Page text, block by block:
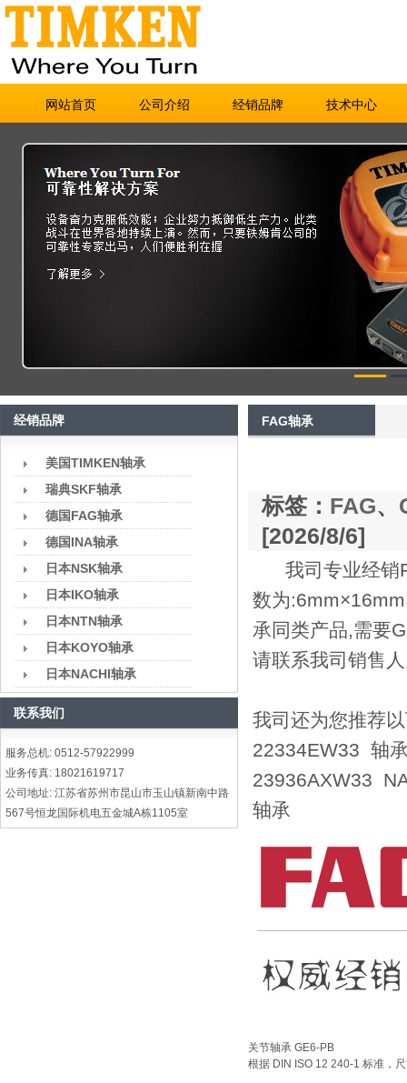
网站首页 公司介绍 经销品牌 技术中心
经销品牌
美国TIMKEN轴承
瑞典SKF轴承
德国FAG轴承
德国INA轴承
日本NSK轴承
日本IKO轴承
日本NTN轴承
日本KOYO轴承
日本NACHI轴承
联系我们
服务总机: 0512-57922999
业务传真: 18021619717
公司地址: 江苏省苏州市昆山市玉山镇新南中路
567号恒龙国际机电五金城A栋1105室
FAG轴承
标签： FAG、
[2026/8/6]
我司专业经销
数为
承同类产品,需要
请联系我司销售
我司还为您推荐
22334EW33 轴
23936AXW33
轴承
关节轴承 GE6-PB
根据 DIN ISO 12 240-1 标准，